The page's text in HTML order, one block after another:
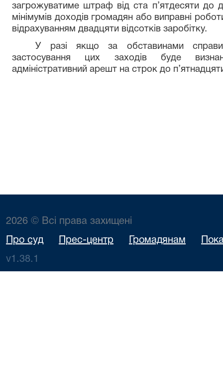
загрожуватиме штраф від ста п’ятдесяти до
мінімумів доходів громадян або виправні
відрахуванням двадцяти відсотків заробітку.
У разі якщо за обставинами
застосування цих заходів буде
адміністративний арешт на строк до
2026 © Всі права захищені
Про суд Прес-центр Громадянам
v1.38.1